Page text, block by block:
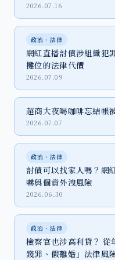
2026.07.16
政治‧法律
網紅直播討債涉組織犯
攤位的法律代價
2026.07.09
超商大夜喝咖啡忘結帳
2026.07.07
政治‧法律
討債可以找家人嗎？網
嚇與個資外洩風險
2026.06.30
政治‧法律
檢察官也涉高利貸？
錢罪、假離婚」法律風